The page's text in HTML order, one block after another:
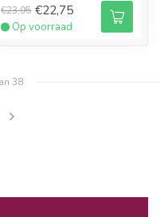
€23,95 €22,75
Op voorraad
38